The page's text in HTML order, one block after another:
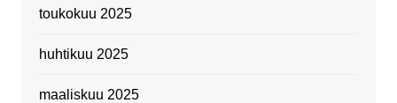
toukokuu 2025
huhtikuu 2025
maaliskuu 2025